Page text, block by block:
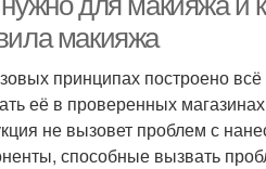
макияжа
принципах построено всё
её в проверенных
не вызовет проблем с
способные вызвать